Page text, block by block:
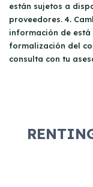
están sujetos a
proveedores. 4.
información de está
formalización del
consulta con tu